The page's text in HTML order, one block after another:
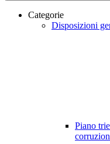
Categorie
Disposizioni
Piano